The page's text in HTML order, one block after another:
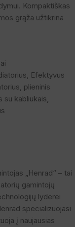
Kompaktiškas
grąža užtikrina
Efektyvus
plieninis
su kabliukais
„Henrad“ – tai
gamintojų
lyderei
specializuojasi
į naujausias